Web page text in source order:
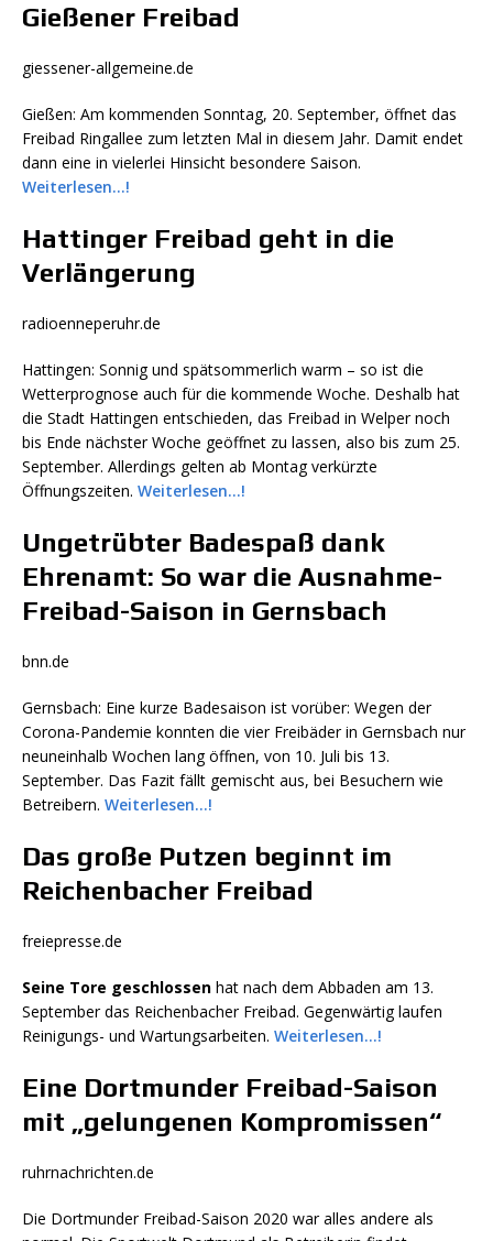
Gießener Freibad
giessener-allgemeine.de
Gießen: Am kommenden Sonntag, 20. September, öffnet das
Freibad Ringallee zum letzten Mal in diesem Jahr. Damit endet
dann eine in vielerlei Hinsicht besondere Saison.
Weiterlesen…!
Hattinger Freibad geht in die
Verlängerung
radioenneperuhr.de
Hattingen: Sonnig und spätsommerlich warm – so ist die
Wetterprognose auch für die kommende Woche. Deshalb hat
die Stadt Hattingen entschieden, das Freibad in Welper noch
bis Ende nächster Woche geöffnet zu lassen, also bis zum 25.
September. Allerdings gelten ab Montag verkürzte
Öffnungszeiten. Weiterlesen…!
Ungetrübter Badespaß dank
Ehrenamt: So war die Ausnahme-
Freibad-Saison in Gernsbach
bnn.de
Gernsbach: Eine kurze Badesaison ist vorüber: Wegen der
Corona-Pandemie konnten die vier Freibäder in Gernsbach nur
neuneinhalb Wochen lang öffnen, von 10. Juli bis 13.
September. Das Fazit fällt gemischt aus, bei Besuchern wie
Betreibern. Weiterlesen…!
Das große Putzen beginnt im
Reichenbacher Freibad
freiepresse.de
Seine Tore geschlossen hat nach dem Abbaden am 13.
September das Reichenbacher Freibad. Gegenwärtig laufen
Reinigungs- und Wartungsarbeiten. Weiterlesen…!
Eine Dortmunder Freibad-Saison
mit „gelungenen Kompromissen“
ruhrnachrichten.de
Die Dortmunder Freibad-Saison 2020 war alles andere als